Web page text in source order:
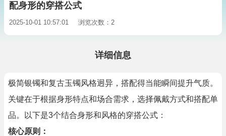
配身形的穿搭公式
2025-10-01 10:57:01 浏览次数：2
详细信息
极简银镯和复古玉镯风格迥异，搭配得当能瞬间提升气质。
关键在于根据身形特点和场合需求，选择佩戴方式和搭配单
品。以下是3个结合身形和风格的穿搭公式：
核心原则：